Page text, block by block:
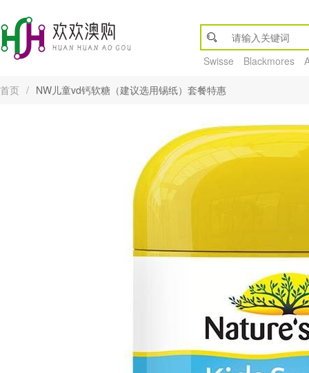
Swisse Blackmores
首页 / NW儿童vd钙软糖（建议选用锡纸）套餐特惠